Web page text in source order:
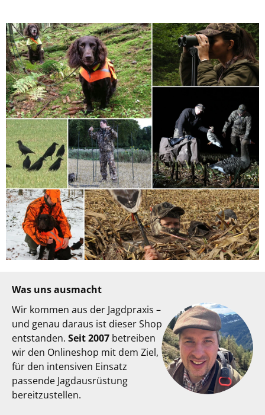
Was uns ausmacht
Wir kommen aus der Jagdpraxis –
und genau daraus ist dieser Shop
entstanden. Seit 2007 betreiben
wir den Onlineshop mit dem Ziel,
für den intensiven Einsatz
passende Jagdausrüstung
bereitzustellen.